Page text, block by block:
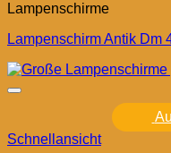
Lampenschirme
Lampenschirm Antik Dm
Schnellansicht